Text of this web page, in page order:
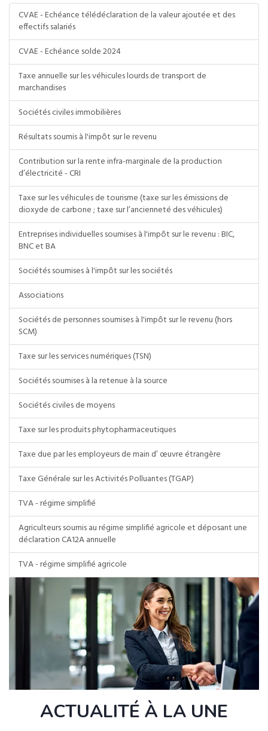
CVAE - Echéance télédéclaration de la valeur ajoutée et des
effectifs salariés
CVAE - Echéance solde 2024
Taxe annuelle sur les véhicules lourds de transport de
marchandises
Sociétés civiles immobilières
Résultats soumis à l'impôt sur le revenu
Contribution sur la rente infra-marginale de la production
d’électricité - CRI
Taxe sur les véhicules de tourisme (taxe sur les émissions de
dioxyde de carbone ; taxe sur l’ancienneté des véhicules)
Entreprises individuelles soumises à l'impôt sur le revenu : BIC,
BNC et BA
Sociétés soumises à l'impôt sur les sociétés
Associations
Sociétés de personnes soumises à l'impôt sur le revenu (hors
SCM)
Taxe sur les services numériques (TSN)
Sociétés soumises à la retenue à la source
Sociétés civiles de moyens
Taxe sur les produits phytopharmaceutiques
Taxe due par les employeurs de main d’ œuvre étrangère
Taxe Générale sur les Activités Polluantes (TGAP)
TVA - régime simplifié
Agriculteurs soumis au régime simplifié agricole et déposant une
déclaration CA12A annuelle
TVA - régime simplifié agricole
ACTUALITÉ À LA UNE